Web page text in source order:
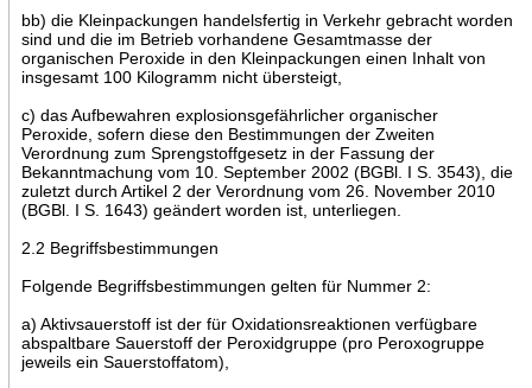
bb) die Kleinpackungen handelsfertig in Verkehr gebracht worden
sind und die im Betrieb vorhandene Gesamtmasse der
organischen Peroxide in den Kleinpackungen einen Inhalt von
insgesamt 100 Kilogramm nicht übersteigt,
c) das Aufbewahren explosionsgefährlicher organischer
Peroxide, sofern diese den Bestimmungen der Zweiten
Verordnung zum Sprengstoffgesetz in der Fassung der
Bekanntmachung vom 10. September 2002 (BGBl. I S. 3543), die
zuletzt durch Artikel 2 der Verordnung vom 26. November 2010
(BGBl. I S. 1643) geändert worden ist, unterliegen.
2.2 Begriffsbestimmungen
Folgende Begriffsbestimmungen gelten für Nummer 2:
a) Aktivsauerstoff ist der für Oxidationsreaktionen verfügbare
abspaltbare Sauerstoff der Peroxidgruppe (pro Peroxogruppe
jeweils ein Sauerstoffatom),